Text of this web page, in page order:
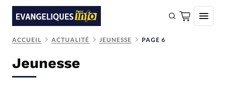
Faire un don
ACCUEIL ACTUALITÉ JEUNESSE PAGE 6
Jeunesse